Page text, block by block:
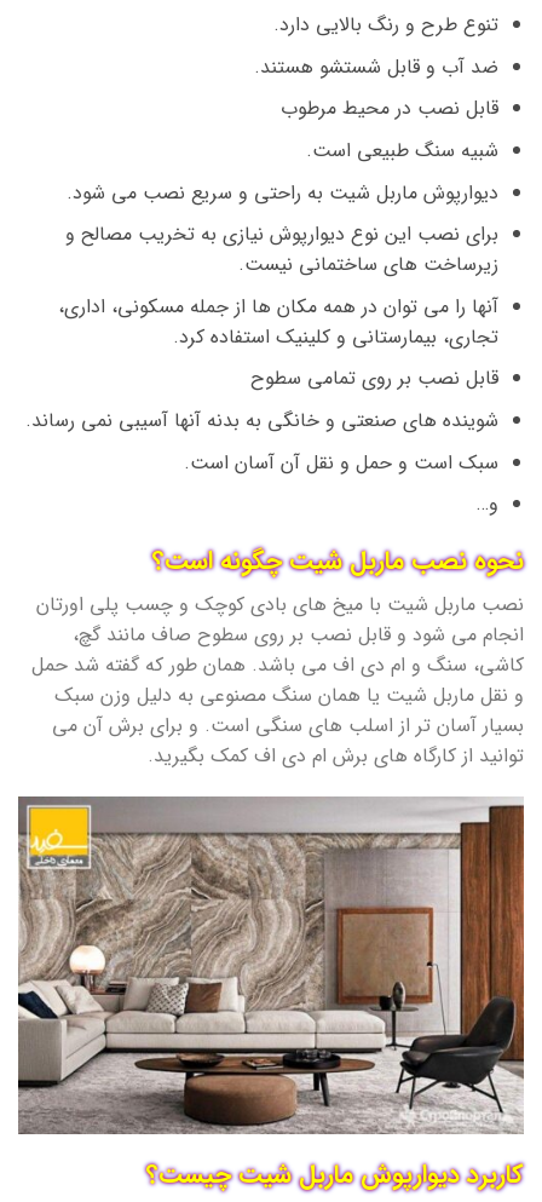
تنوع طرح و رنگ بالایی دارد.
ضد آب و قابل شستشو هستند.
قابل نصب در محیط مرطوب
شبیه سنگ طبیعی است.
دیوارپوش ماربل شیت به راحتی و سریع نصب می شود.
برای نصب این نوع دیوارپوش نیازی به تخریب مصالح و
زیرساخت های ساختمانی نیست.
آنها را می توان در همه مکان ها از جمله مسکونی، اداری،
تجاری، بیمارستانی و کلینیک استفاده کرد.
قابل نصب بر روی تمامی سطوح
شوینده های صنعتی و خانگی به بدنه آنها آسیبی نمی رساند.
سبک است و حمل و نقل آن آسان است.
و…
نحوه نصب ماربل شیت چگونه است؟
نصب ماربل شیت با میخ های بادی کوچک و چسب پلی اورتان
انجام می شود و قابل نصب بر روی سطوح صاف مانند گچ،
کاشی، سنگ و ام دی اف می باشد. همان طور که گفته شد حمل
و نقل ماربل شیت یا همان سنگ مصنوعی به دلیل وزن سبک
بسیار آسان تر از اسلب های سنگی است. و برای برش آن می
توانید از کارگاه های برش ام دی اف کمک بگیرید.
کاربرد دیوارپوش ماربل شیت چیست؟